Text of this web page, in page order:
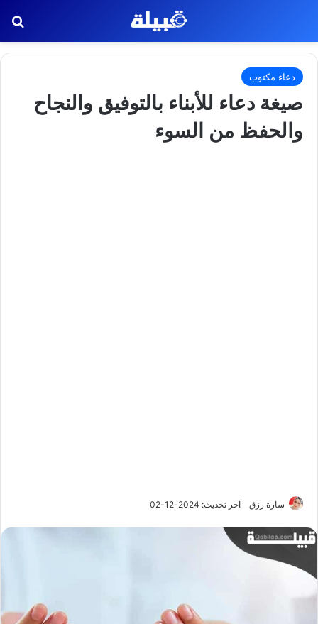
دعاء مكتوب
صيغة دعاء للأبناء بالتوفيق والنجاح
والحفظ من السوء
سارة رزق آخر تحديث: 2024-12-02